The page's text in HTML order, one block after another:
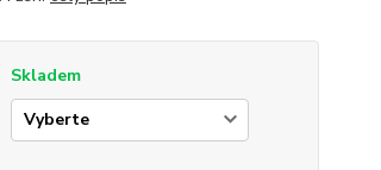
Skladem